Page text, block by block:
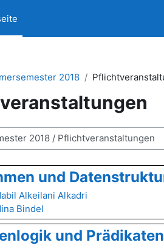
2018
und
Alkeilani Alkadri
Bindel
und